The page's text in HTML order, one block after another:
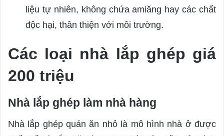
liệu tự nhiên, không chứa amiăng hay các chất
độc hại, thân thiện với môi trường.
Các loại nhà lắp ghép giá
200 triệu
Nhà lắp ghép làm nhà hàng
Nhà lắp ghép quán ăn nhỏ là mô hình nhà ở được